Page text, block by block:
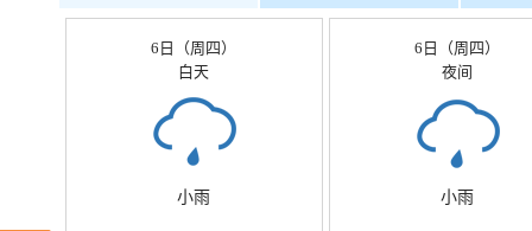
6日（周四）
白天
小雨
6日（周四）
夜间
小雨